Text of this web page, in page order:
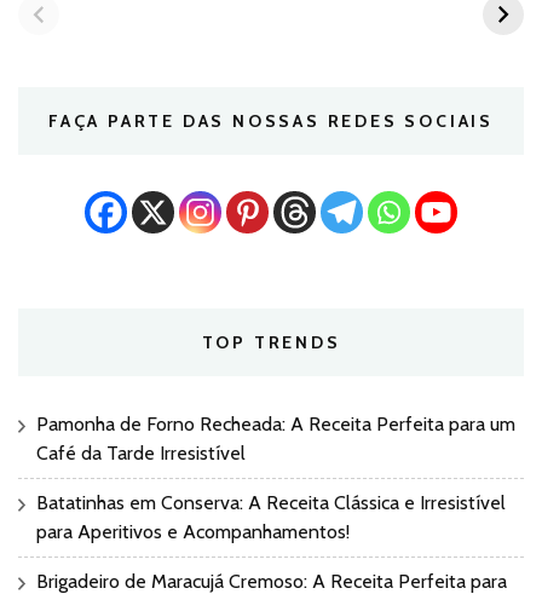
FAÇA PARTE DAS NOSSAS REDES SOCIAIS
TOP TRENDS
Pamonha de Forno Recheada: A Receita Perfeita para um
Café da Tarde Irresistível
Batatinhas em Conserva: A Receita Clássica e Irresistível
para Aperitivos e Acompanhamentos!
Brigadeiro de Maracujá Cremoso: A Receita Perfeita para